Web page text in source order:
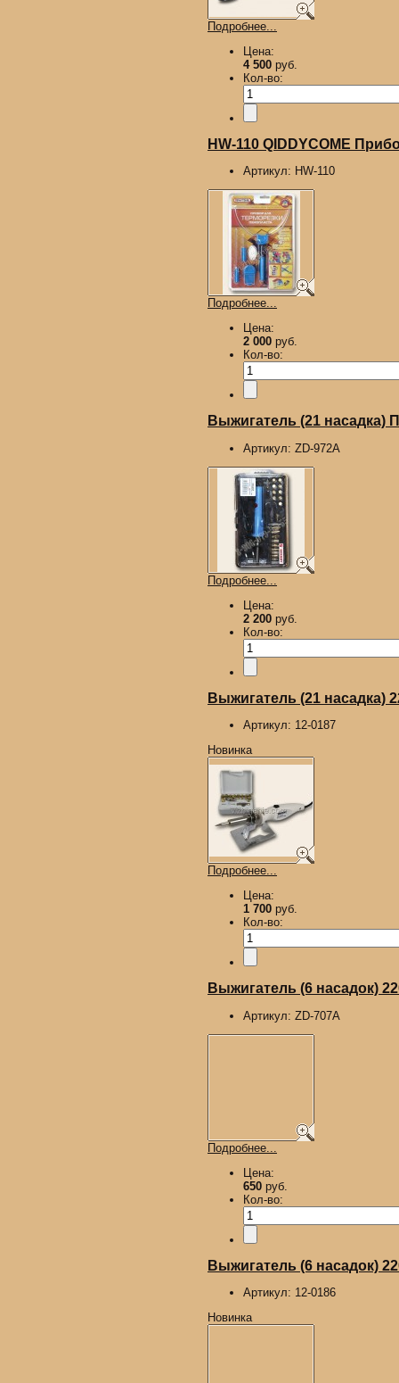
Подробнее...
Цена:
4 500 руб.
Кол-во:
HW-110 QIDDYCOME
Артикул: HW-110
Подробнее...
Цена:
2 000 руб.
Кол-во:
Выжигатель (21 насадка)
Артикул: ZD-972A
Подробнее...
Цена:
2 200 руб.
Кол-во:
Выжигатель (21 насадка)
Артикул: 12-0187
Новинка
Подробнее...
Цена:
1 700 руб.
Кол-во:
Выжигатель (6 насадок)
Артикул: ZD-707A
Подробнее...
Цена:
650 руб.
Кол-во:
Выжигатель (6 насадок)
Артикул: 12-0186
Новинка